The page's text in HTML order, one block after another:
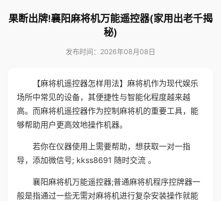
果断出牌!襄阳麻将机万能遥控器(家用出老千揭
秘)
发布时间：2026年08月08日
【麻将机遥控器怎样用法】麻将机作为现代娱乐
场所中常见的设备，其便捷性与智能化程度越来越
高。而麻将机遥控器作为控制麻将机的重要工具，能
够帮助用户更高效地操作机器。
若你在仪器使用上需要帮助，想获取一对一指
导，添加微信号; kkss8691 随时交流 。
襄阳麻将机万能遥控器;普通麻将机程序控牌器一
般是指通过一些无需对麻将机进行复杂安装操作就能